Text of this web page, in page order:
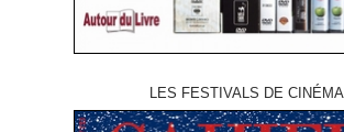
LES FESTIVALS DE CINÉMA